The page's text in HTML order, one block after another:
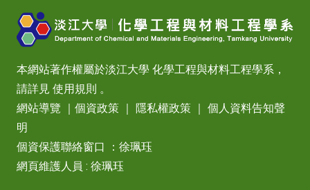
本網站著作權屬於淡江大學 化學工程與材料工程學系，
請詳見 使用規則 。
網站導覽 ｜ 個資政策 ｜ 隱私權政策 ｜ 個人資料告知聲
明
個資保護聯絡窗口 ：徐珮珏
網頁維護人員 : 徐珮珏